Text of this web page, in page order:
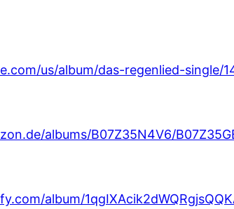
us/album/das-regenlied-single/
albums/B07Z35N4V6/
album/